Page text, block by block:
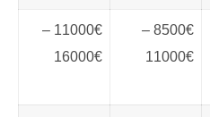
8500€ –
11000€
11000€ –
16000€